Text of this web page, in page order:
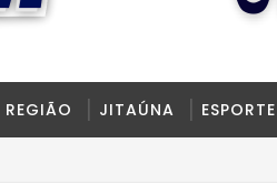
REGIÃO JITAÚNA ESPORTE